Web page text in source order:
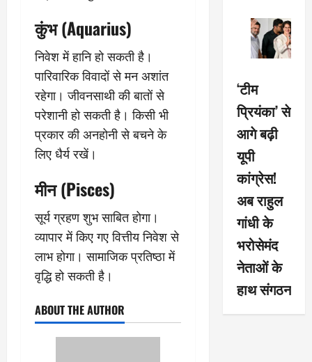
कुंभ (Aquarius)
निवेश में हानि हो सकती है।
पारिवारिक विवादों से मन अशांत
रहेगा। जीवनसाथी की बातों से
परेशानी हो सकती है। किसी भी
प्रकार की अनहोनी से बचने के
लिए धैर्य रखें।
मीन (Pisces)
सूर्य ग्रहण शुभ साबित होगा।
व्यापार में किए गए वित्तीय निवेश से
लाभ होगा। सामाजिक प्रतिष्ठा में
वृद्धि हो सकती है।
ABOUT THE AUTHOR
‘टीम
प्रियंका’ से
आगे बढ़ी
यूपी
कांग्रेस!
अब राहुल
गांधी के
भरोसेमंद
नेताओं के
हाथ संगठन